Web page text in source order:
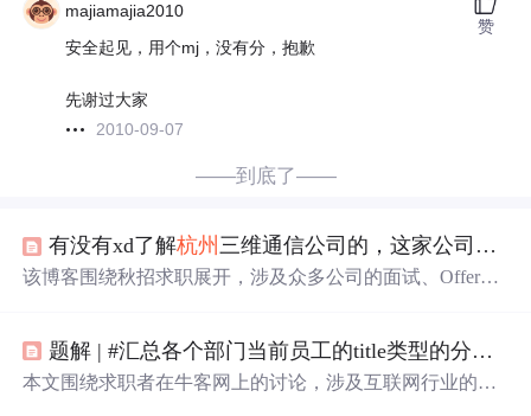
majiamajia2010
安全起见，用个mj，没有分，抱歉
先谢过大家
2010-09-07
赞
——到底了——
有没有xd了解杭州三维通信公司的，这家公司咋样？
该博客围绕秋招求职展开，涉及众多公司的面试、Offer情
亚迪、移动等。同时提及笔试、面试评价、薪资待遇等求
职相关内容。
题解 | #汇总各个部门当前员工的title类型的分配数目#
本文围绕求职者在牛客网上的讨论，涉及互联网行业的薪